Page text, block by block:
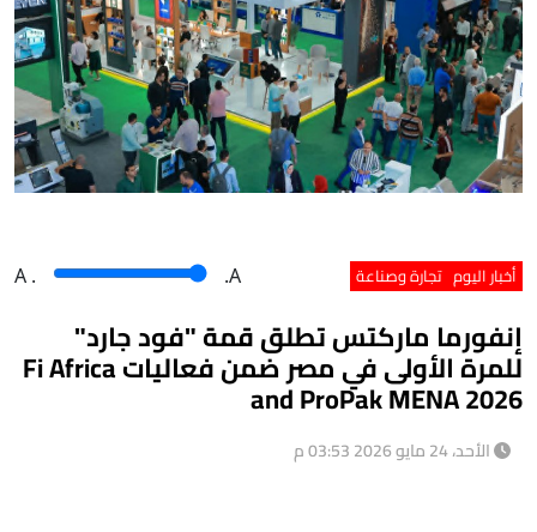
أخبار اليوم تجارة وصناعة A . .A
إنفورما ماركتس تطلق قمة "فود جارد"
للمرة الأولى في مصر ضمن فعاليات Fi Africa
and ProPak MENA 2026
الأحد، 24 مايو 2026 03:53 م